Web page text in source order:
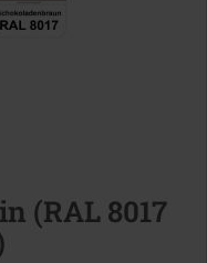
(RAL 8017